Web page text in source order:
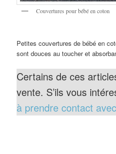
Couvertures pour bébé en coton
Petites couvertures de bébé en
sont douces au toucher et
Certains de ces
vente. S’ils vous
à prendre contact